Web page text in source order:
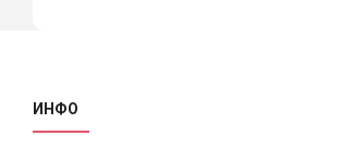
ИНФО